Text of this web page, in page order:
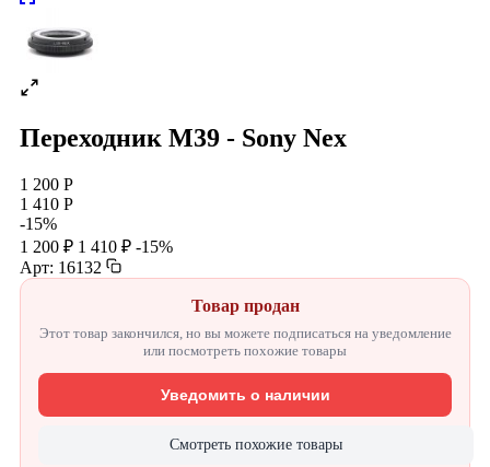
Переходник М39 - Sony Nex
1 200 Р
1 410 Р
-15%
1 200 ₽ 1 410 ₽ -15%
Арт: 16132
Товар продан
Этот товар закончился, но вы можете подписаться на уведомление
или посмотреть похожие товары
Уведомить о наличии
Смотреть похожие товары